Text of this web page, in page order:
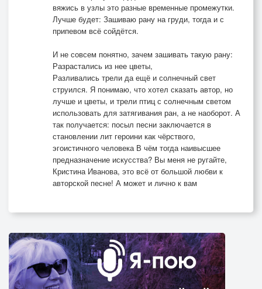
вяжись в узлы это разные временные промежутки.
Лучше будет: Зашиваю рану на груди, тогда и с
припевом всё сойдётся.
И не совсем понятно, зачем зашивать такую рану:
Разрастались из нее цветы,
Разливались трели да ещё и солнечный свет
струился. Я понимаю, что хотел сказать автор, но
лучше и цветы, и трели птиц с солнечным светом
использовать для затягивания ран, а не наоборот. А
так получается: посыл песни заключается в
становлении лит героини как чёрствого,
эгоистичного человека В чём тогда наивысшее
предназначение искусства? Вы меня не ругайте,
Кристина Иванова, это всё от большой любви к
авторской песне! А может и лично к вам